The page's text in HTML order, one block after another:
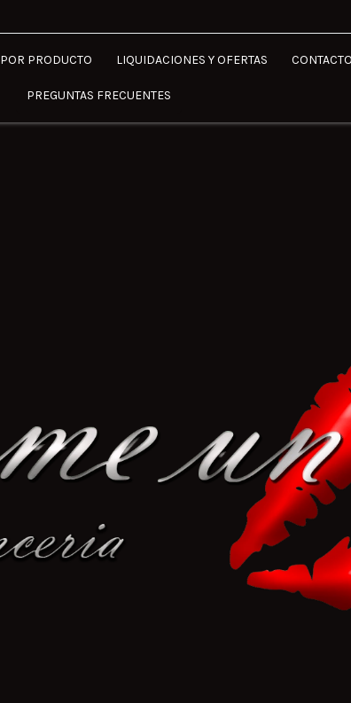
POR PRODUCTO LIQUIDACIONES Y OFERTAS CONTACTO
PREGUNTAS FRECUENTES